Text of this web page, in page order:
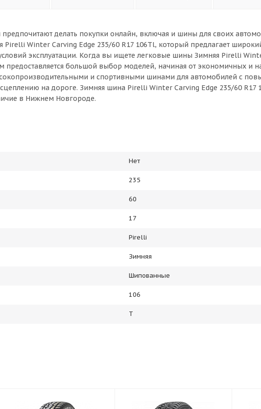
делать покупки онлайн, включая и шины для своих
Pirelli Winter Carving Edge 235/60 R17 106Tl, который предлагает
эксплуатации. Когда вы ищете легковые шины Зимняя Pirelli
предоставляется большой выбор моделей, начиная от экономичных и
и спортивными шинами для автомобилей с
на дороге. Зимняя шина Pirelli Winter Carving Edge 235/60 R17
в Нижнем Новгороде.
Нет
235
60
17
Pirelli
Зимняя
Шипованные
106
T